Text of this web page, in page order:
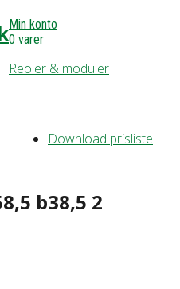
Min konto
0 varer
Reoler & moduler
Download prisliste
b38,5 2